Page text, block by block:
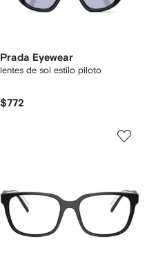
Prada Eyewear
lentes de sol estilo piloto
$772